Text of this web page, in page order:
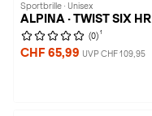
Sportbrille · Unisex
ALPINA · TWIST SIX
(0) 1
CHF 65,99 UVP CHF 109,95